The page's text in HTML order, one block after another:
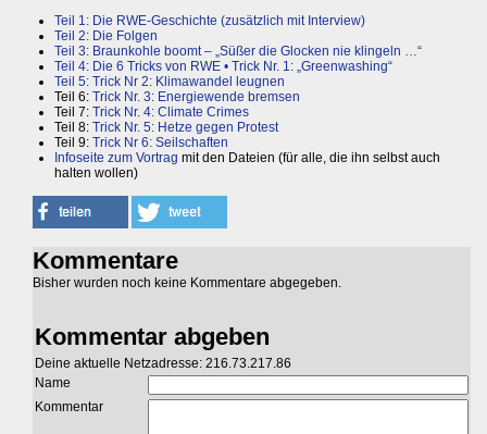
Teil 1: Die RWE-Geschichte (zusätzlich mit Interview)
Teil 2: Die Folgen
Teil 3: Braunkohle boomt – „Süßer die Glocken nie klingeln …“
Teil 4: Die 6 Tricks von RWE • Trick Nr. 1: „Greenwashing“
Teil 5: Trick Nr 2: Klimawandel leugnen
Teil 6: Trick Nr. 3: Energiewende bremsen
Teil 7: Trick Nr. 4: Climate Crimes
Teil 8: Trick Nr. 5: Hetze gegen Protest
Teil 9: Trick Nr 6: Seilschaften
Infoseite zum Vortrag mit den Dateien (für alle, die ihn selbst auch
halten wollen)
Kommentare
Bisher wurden noch keine Kommentare abgegeben.
Kommentar abgeben
Deine aktuelle Netzadresse: 216.73.217.86
Name
Kommentar